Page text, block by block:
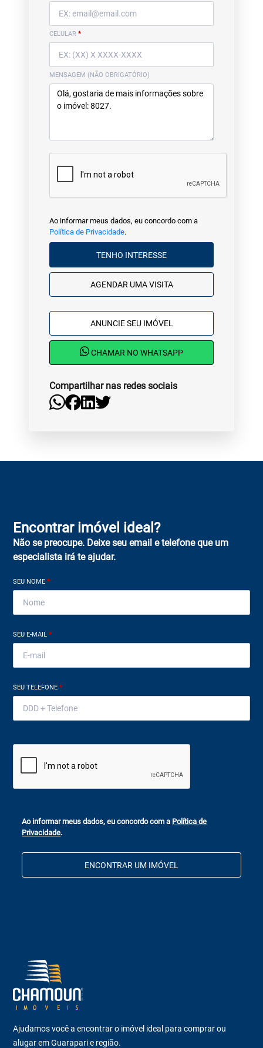
CELULAR *
MENSAGEM (NÃO OBRIGATÓRIO)
Ao informar meus dados, eu concordo com a
Política de Privacidade.
TENHO INTERESSE
AGENDAR UMA VISITA
ANUNCIE SEU IMÓVEL
CHAMAR NO WHATSAPP
Compartilhar nas redes sociais
Encontrar imóvel ideal?
Não se preocupe. Deixe seu email e telefone que um
especialista irá te ajudar.
SEU NOME*
SEU E-MAIL*
SEU TELEFONE*
Ao informar meus dados, eu concordo com a Política de
Privacidade.
ENCONTRAR UM IMÓVEL
Ajudamos você a encontrar o imóvel ideal para comprar ou
alugar em Guarapari e região.